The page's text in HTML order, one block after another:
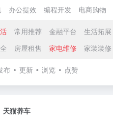
办公提效 编程开发 电商购物
常用推荐 金融平台
生活拓展
房屋租售 家电维修 家装装修
布 更新 浏览 点赞
天猫养车